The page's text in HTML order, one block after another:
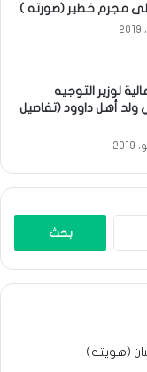
مجرم خطير (صورته )
لوزير التوجيه
ولد أهل داوود (تفاصيل
(هويته)